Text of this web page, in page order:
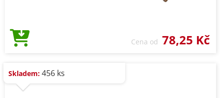
Cena od 78,25 Kč
Skladem: 456 ks